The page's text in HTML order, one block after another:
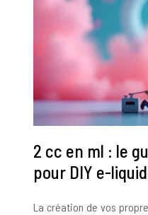
2 cc en ml : le
pour DIY e-
La création de vos